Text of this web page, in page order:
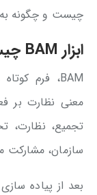
چیست و چگونه
ابزار BAM چیست؟
معنی نظارت بر
تجمیع، نظارت،
سازمان، مشارکت